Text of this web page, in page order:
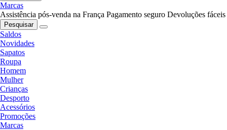
Marcas
Assistência pós-venda na França Pagamento seguro Devoluções fáceis
Pesquisar
Saldos
Novidades
Sapatos
Roupa
Homem
Mulher
Crianças
Desporto
Acessórios
Promoções
Marcas